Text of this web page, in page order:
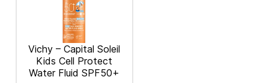
Vichy – Capital Soleil
Kids Cell Protect
Water Fluid SPF50+